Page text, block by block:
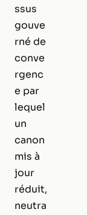
ssus
gouve
rné de
conve
rgenc
e par
lequel
un
canon
mis à
jour
réduit,
neutra